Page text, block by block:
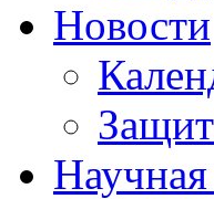
Новости
Научная